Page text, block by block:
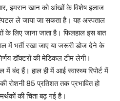
इमरान खान को आंखों के विशेष इलाज
ले जाया जा सकता है। यह अस्पताल
के लिए जाना जाता है। फिलहाल इस बात
में भर्ती रखा जाए या जरूरी डोज देने के
डॉक्टरों की मेडिकल टीम लेगी।
हैं। हाल ही में आई स्वास्थ्य रिपोर्ट में
रोशनी 85 प्रतिशत तक प्रभावित हो
की चिंता बढ़ गई है।